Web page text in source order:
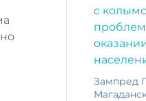
Зампред